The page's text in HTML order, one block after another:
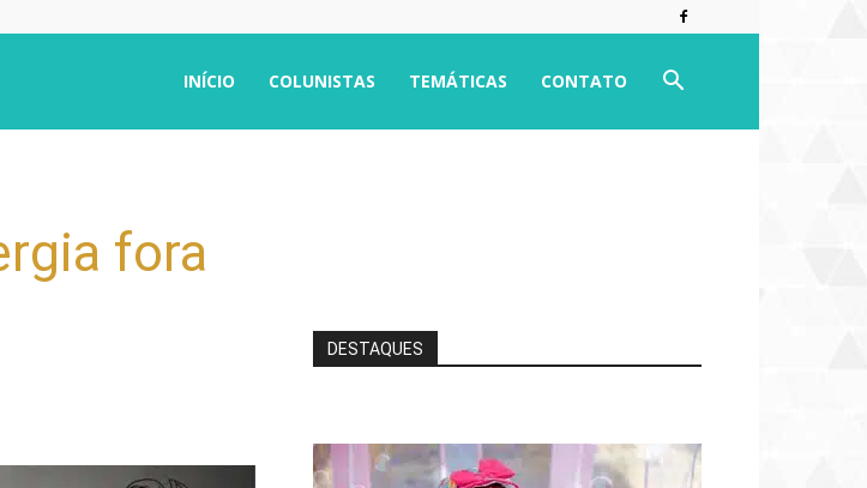
INÍCIO COLUNISTAS TEMÁTICAS CONTATO
fora
DESTAQUES